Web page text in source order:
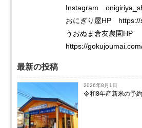
Instagram
おにぎり屋HP https://
うおぬま倉友農園HP
https://
最新の投稿
2026年8月1日
令和8年産新米の予